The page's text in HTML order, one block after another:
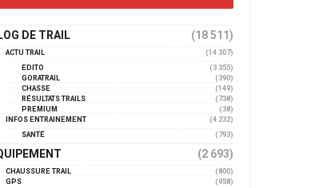
DE TRAIL (18 511)
ACTU TRAIL
(14 307)
EDITO
(3 355)
GORATRAIL
(390)
CHASSE
(149)
RÉSULTATS TRAILS
(738)
PREMIUM
(38)
INFOS ENTRAINEMENT
(4 232)
SANTÉ
(793)
(2 693)
CHAUSSURE TRAIL
(800)
GPS
(958)